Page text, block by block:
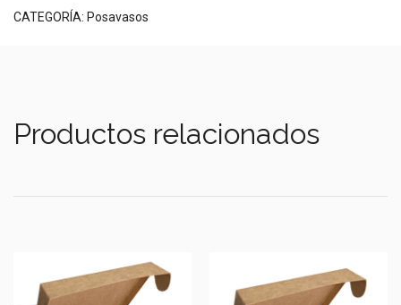
CATEGORÍA: Posavasos
Productos relacionados